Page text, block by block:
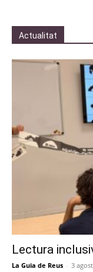
Actualitat
Lectura
La Guia de Reus - 3